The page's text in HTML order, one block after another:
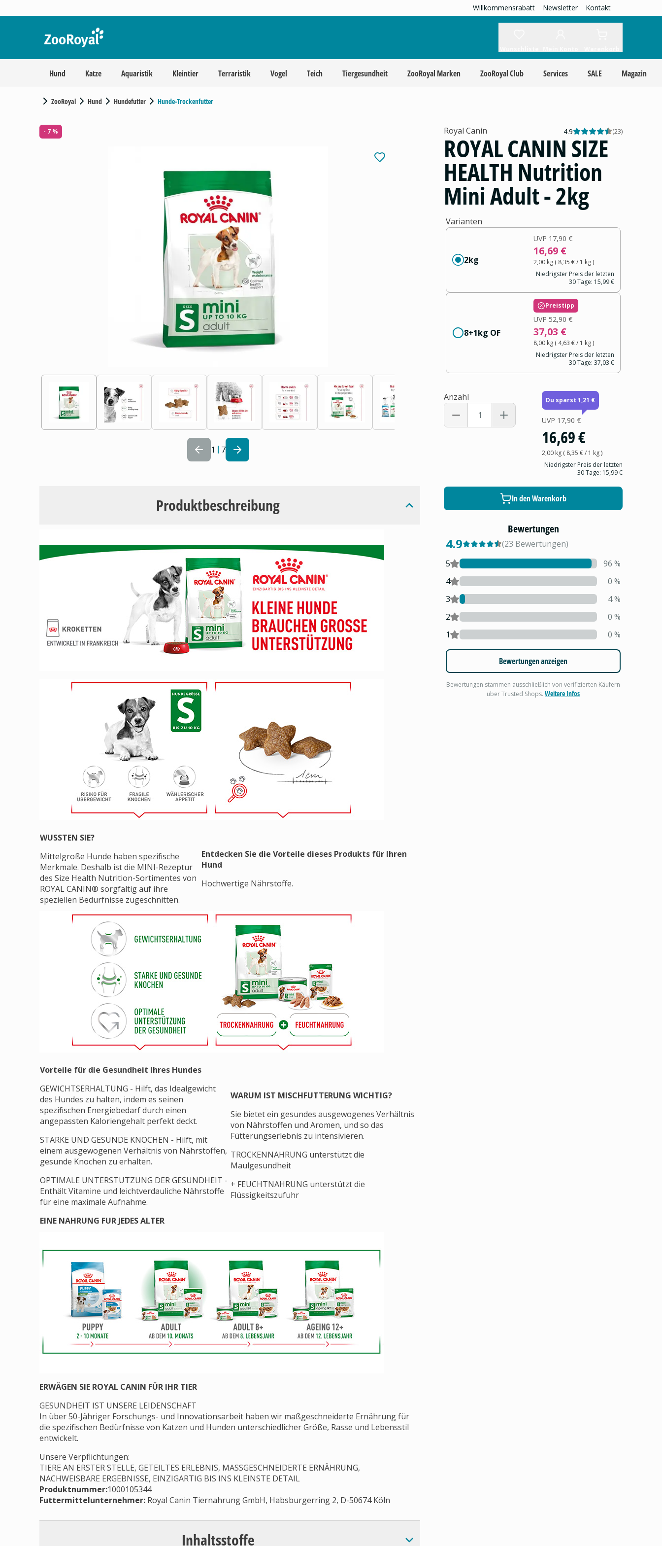
Willkommensrabatt Newsletter Kontakt
Hund Katze Aquaristik Kleintier Terraristik Vogel Teich Tiergesundheit ZooRoyal Marken ZooRoyal Club Services SALE Magazin
ZooRoyal Hund Hundefutter Hunde-Trockenfutter
- 7 %
1 7
Produktbeschreibung
WUSSTEN SIE?
Mittelgroße Hunde haben spezifische
Merkmale. Deshalb ist die MINI-Rezeptur
des Size Health Nutrition-Sortimentes von
ROYAL CANIN® sorgfaltig auf ihre
speziellen Bedurfnisse zugeschnitten.
Entdecken Sie die Vorteile dieses Produkts für Ihren
Hund
Hochwertige Nährstoffe.
Vorteile für die Gesundheit Ihres Hundes
GEWICHTSERHALTUNG - Hilft, das Idealgewicht
des Hundes zu halten, indem es seinen
spezifischen Energiebedarf durch einen
angepassten Kaloriengehalt perfekt deckt.
STARKE UND GESUNDE KNOCHEN - Hilft, mit
einem ausgewogenen Verhältnis von Nährstoffen,
gesunde Knochen zu erhalten.
OPTIMALE UNTERSTUTZUNG DER GESUNDHEIT -
Enthält Vitamine und leichtverdauliche Nährstoffe
für eine maximale Aufnahme.
EINE NAHRUNG FUR JEDES ALTER
WARUM IST MISCHFUTTERUNG WICHTIG?
Sie bietet ein gesundes ausgewogenes Verhältnis
von Nährstoffen und Aromen, und so das
Fütterungserlebnis zu intensivieren.
TROCKENNAHRUNG unterstützt die
Maulgesundheit
+ FEUCHTNAHRUNG unterstützt die
Flüssigkeitszufuhr
ERWÄGEN SIE ROYAL CANIN FÜR IHR TIER
GESUNDHEIT IST UNSERE LEIDENSCHAFT
In über 50-Jähriger Forschungs- und Innovationsarbeit haben wir maßgeschneiderte Ernährung für
die spezifischen Bedürfnisse von Katzen und Hunden unterschiedlicher Größe, Rasse und Lebensstil
entwickelt.
Unsere Verpflichtungen:
TIERE AN ERSTER STELLE, GETEILTES ERLEBNIS, MASSGESCHNEIDERTE ERNÄHRUNG,
NACHWEISBARE ERGEBNISSE, EINZIGARTIG BIS INS KLEINSTE DETAIL
Produktnummer:1000105344
Futtermittelunternehmer: Royal Canin Tiernahrung GmbH, Habsburgerring 2, D-50674 Köln
Inhaltsstoffe
Royal Canin 4.9 (23)
ROYAL CANIN SIZE
HEALTH Nutrition
Mini Adult - 2kg
Varianten
2kg
UVP 17,90 €
16,69 €
2,00 kg( 8,35 €/ 1 kg)
Niedrigster Preis der letzten
30 Tage: 15,99 €
8+1kg OF
Preistipp
UVP 52,90 €
37,03 €
8,00 kg( 4,63 €/ 1 kg)
Niedrigster Preis der letzten
30 Tage: 37,03 €
Anzahl Du sparst 1,21 €
UVP 17,90 €
16,69 €
2,00 kg( 8,35 €/ 1 kg)
Niedrigster Preis der letzten
30 Tage: 15,99 €
In den Warenkorb
Bewertungen
4.9 (23 Bewertungen)
5
96 %
4
0 %
3
4%
2
0 %
1
0 %
Bewertungen anzeigen
Bewertungen stammen ausschließlich von verifizierten Käufern
über Trusted Shops.Weitere Infos